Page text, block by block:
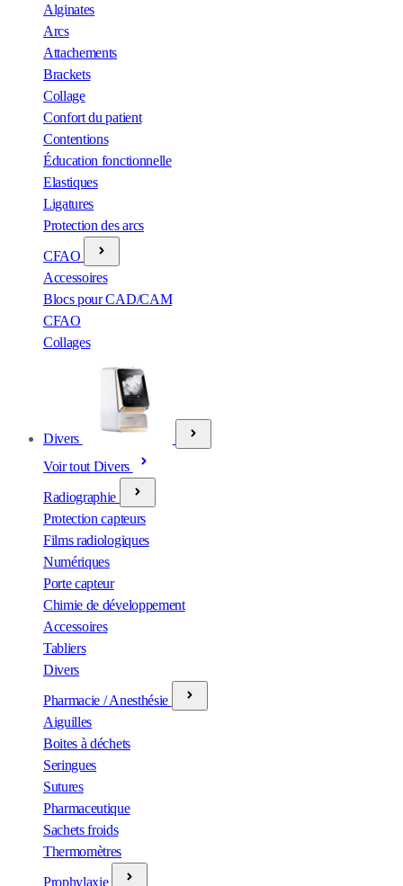
Alginates
Arcs
Attachements
Brackets
Collage
Confort du patient
Contentions
Éducation fonctionnelle
Elastiques
Ligatures
Protection des arcs
CFAO
Accessoires
Blocs pour CAD/CAM
CFAO
Collages
Divers
Voir tout Divers
Radiographie
Protection capteurs
Films radiologiques
Numériques
Porte capteur
Chimie de développement
Accessoires
Tabliers
Divers
Pharmacie / Anesthésie
Aiguilles
Boites à déchets
Seringues
Sutures
Pharmaceutique
Sachets froids
Thermomètres
Prophylaxie